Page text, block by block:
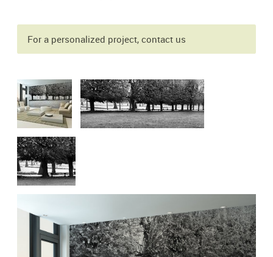
For a personalized project, contact us